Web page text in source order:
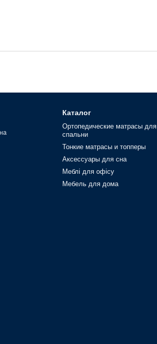
Каталог
Ортопедические матрасы для
спальни
Тонкие матрасы и топперы
Аксессуары для сна
Меблі для офісу
Мебель для дома